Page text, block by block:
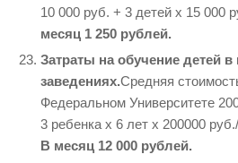
10 000 руб. + 3 детей х 15 000
месяц 1 250 рублей.
Затраты на обучение детей
заведениях.Средняя
Федеральном Университете
3 ребенка х 6 лет х 200000
В месяц 12 000 рублей.